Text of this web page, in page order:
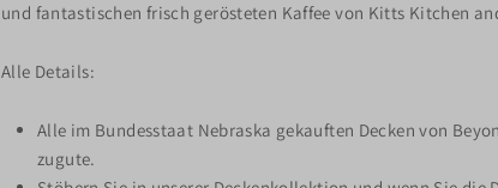
und fantastischen frisch gerösteten Kaffee von Kitts Kitchen
Alle Details:
Alle im Bundesstaat Nebraska gekauften Decken von
zugute.